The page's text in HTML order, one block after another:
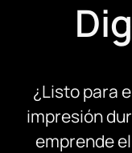
¿Listo para
impresión
emprende